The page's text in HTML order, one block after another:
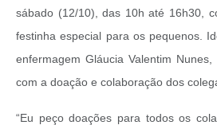
sábado (12/10), das 10h até 16h30,
festinha especial para os pequenos.
enfermagem Gláucia Valentim
com a doação e colaboração dos
“Eu peço doações para todos os